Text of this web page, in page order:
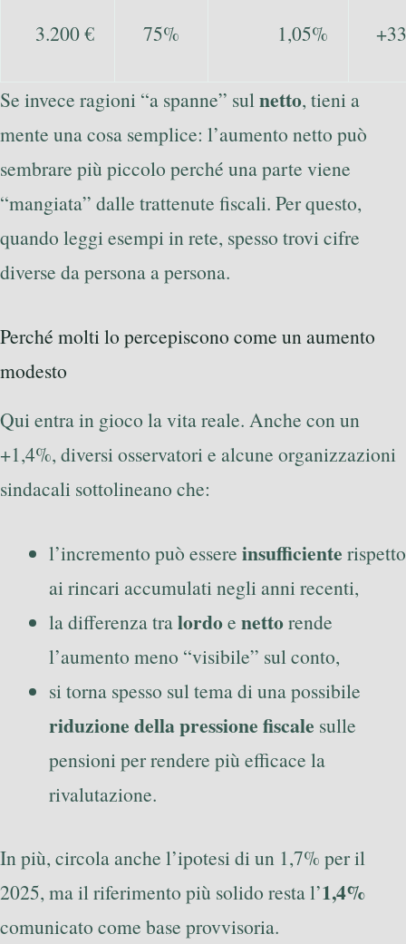
3.200 € 75% 1,05%
Se invece ragioni “a spanne” sulnetto, tieni a
mente una cosa semplice: l’aumento netto può
sembrare più piccolo perché una parte viene
“mangiata” dalle trattenute fiscali. Per questo,
quando leggi esempi in rete, spesso trovi cifre
diverse da persona a persona.
Perché molti lo percepiscono come un aumento
modesto
Qui entra in gioco la vita reale. Anche con un
+1,4%, diversi osservatori e alcune organizzazioni
sindacali sottolineano che:
l’incremento può essere insufficiente rispetto
ai rincari accumulati negli anni recenti,
la differenza tralordoe nettorende
l’aumento meno “visibile” sul conto,
si torna spesso sul tema di una possibile
riduzione della pressione fiscale sulle
pensioni per rendere più efficace la
rivalutazione.
In più, circola anche l’ipotesi di un 1,7% per il
2025, ma il riferimento più solido resta l’1,4%
comunicato come base provvisoria.